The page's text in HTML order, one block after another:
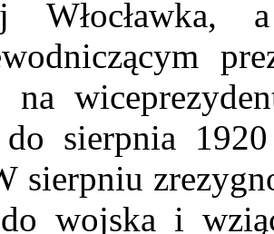
na
do sierpnia
sierpniu
wojska i